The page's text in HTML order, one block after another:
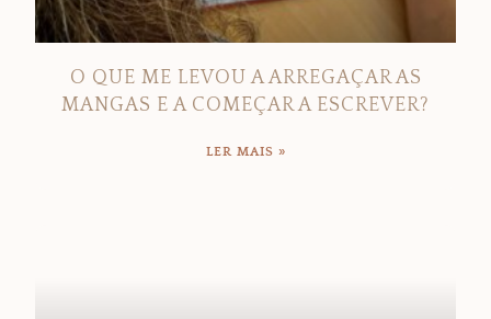
O QUE ME LEVOU A ARREGAÇAR AS
MANGAS E A COMEÇAR A ESCREVER?
LER MAIS »